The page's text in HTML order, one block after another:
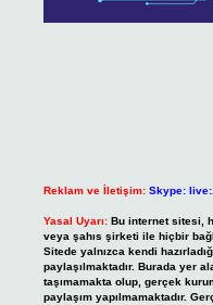
Reklam ve İletişim: Skype:
Yasal Uyarı: Bu internet sitesi,
veya şahıs şirketi ile hiçbir
Sitede yalnızca kendi
paylaşılmaktadır. Burada yer
taşımamakta olup, gerçek
paylaşım yapılmamaktadır.